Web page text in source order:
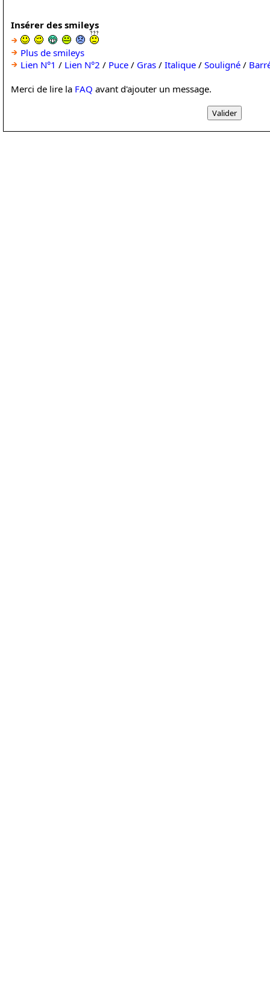
Insérer des smileys
Plus de smileys
Lien N°1 / Lien N°2 / Puce / Gras / Italique / Souligné /
Merci de lire la FAQ avant d'ajouter un message.